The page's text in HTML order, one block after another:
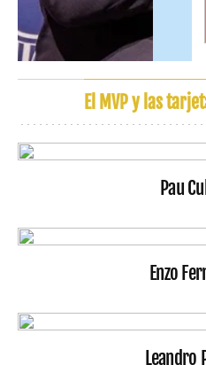
El MVP y las
Pau
Enzo
Leandro